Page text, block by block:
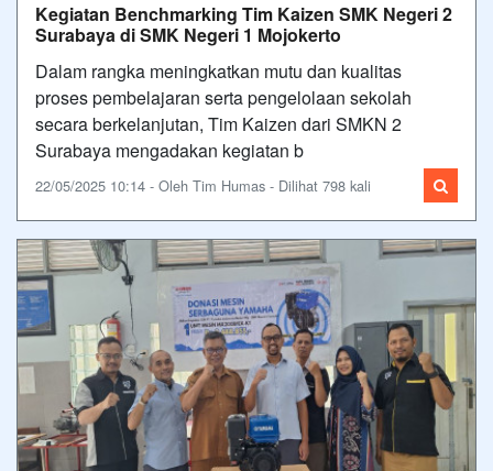
Kegiatan Benchmarking Tim Kaizen SMK Negeri 2
Surabaya di SMK Negeri 1 Mojokerto
Dalam rangka meningkatkan mutu dan kualitas
proses pembelajaran serta pengelolaan sekolah
secara berkelanjutan, Tim Kaizen dari SMKN 2
Surabaya mengadakan kegiatan b
22/05/2025 10:14 - Oleh Tim Humas - Dilihat 798 kali